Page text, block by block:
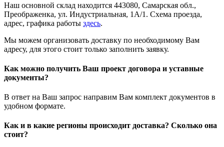
Наш основной склад находится 443080, Самарская обл.,
Преображенка, ул. Индустриальная, 1А/1. Схема проезда,
адрес, графика работы здесь.
Мы можем организовать доставку по необходимому Вам
адресу, для этого стоит только заполнить заявку.
Как можно получить Ваш проект договора и уставные
документы?
В ответ на Ваш запрос направим Вам комплект документов в
удобном формате.
Как и в какие регионы происходит доставка? Сколько она
стоит?